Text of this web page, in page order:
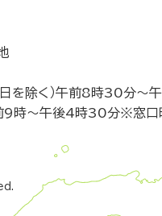
を除く）午前8時30分～
9時～午後4時30分※窓口